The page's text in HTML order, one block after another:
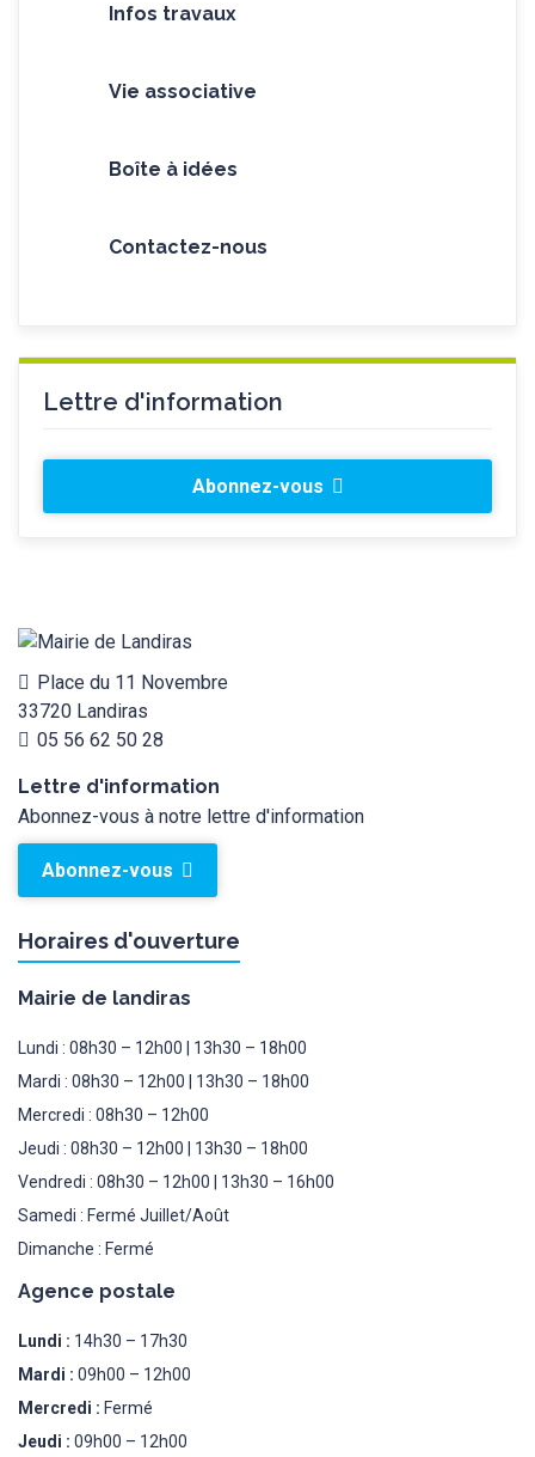
Infos travaux
Vie associative
Boîte à idées
Contactez-nous
Lettre d'information
Abonnez-vous
Place du 11 Novembre
33720 Landiras
05 56 62 50 28
Lettre d'information
Abonnez-vous à notre lettre d'information
Abonnez-vous
Horaires d'ouverture
Mairie de landiras
Lundi : 08h30 – 12h00 | 13h30 – 18h00
Mardi : 08h30 – 12h00 | 13h30 – 18h00
Mercredi : 08h30 – 12h00
Jeudi : 08h30 – 12h00 | 13h30 – 18h00
Vendredi : 08h30 – 12h00 | 13h30 – 16h00
Samedi : Fermé Juillet/Août
Dimanche : Fermé
Agence postale
Lundi : 14h30 – 17h30
Mardi : 09h00 – 12h00
Mercredi : Fermé
Jeudi : 09h00 – 12h00